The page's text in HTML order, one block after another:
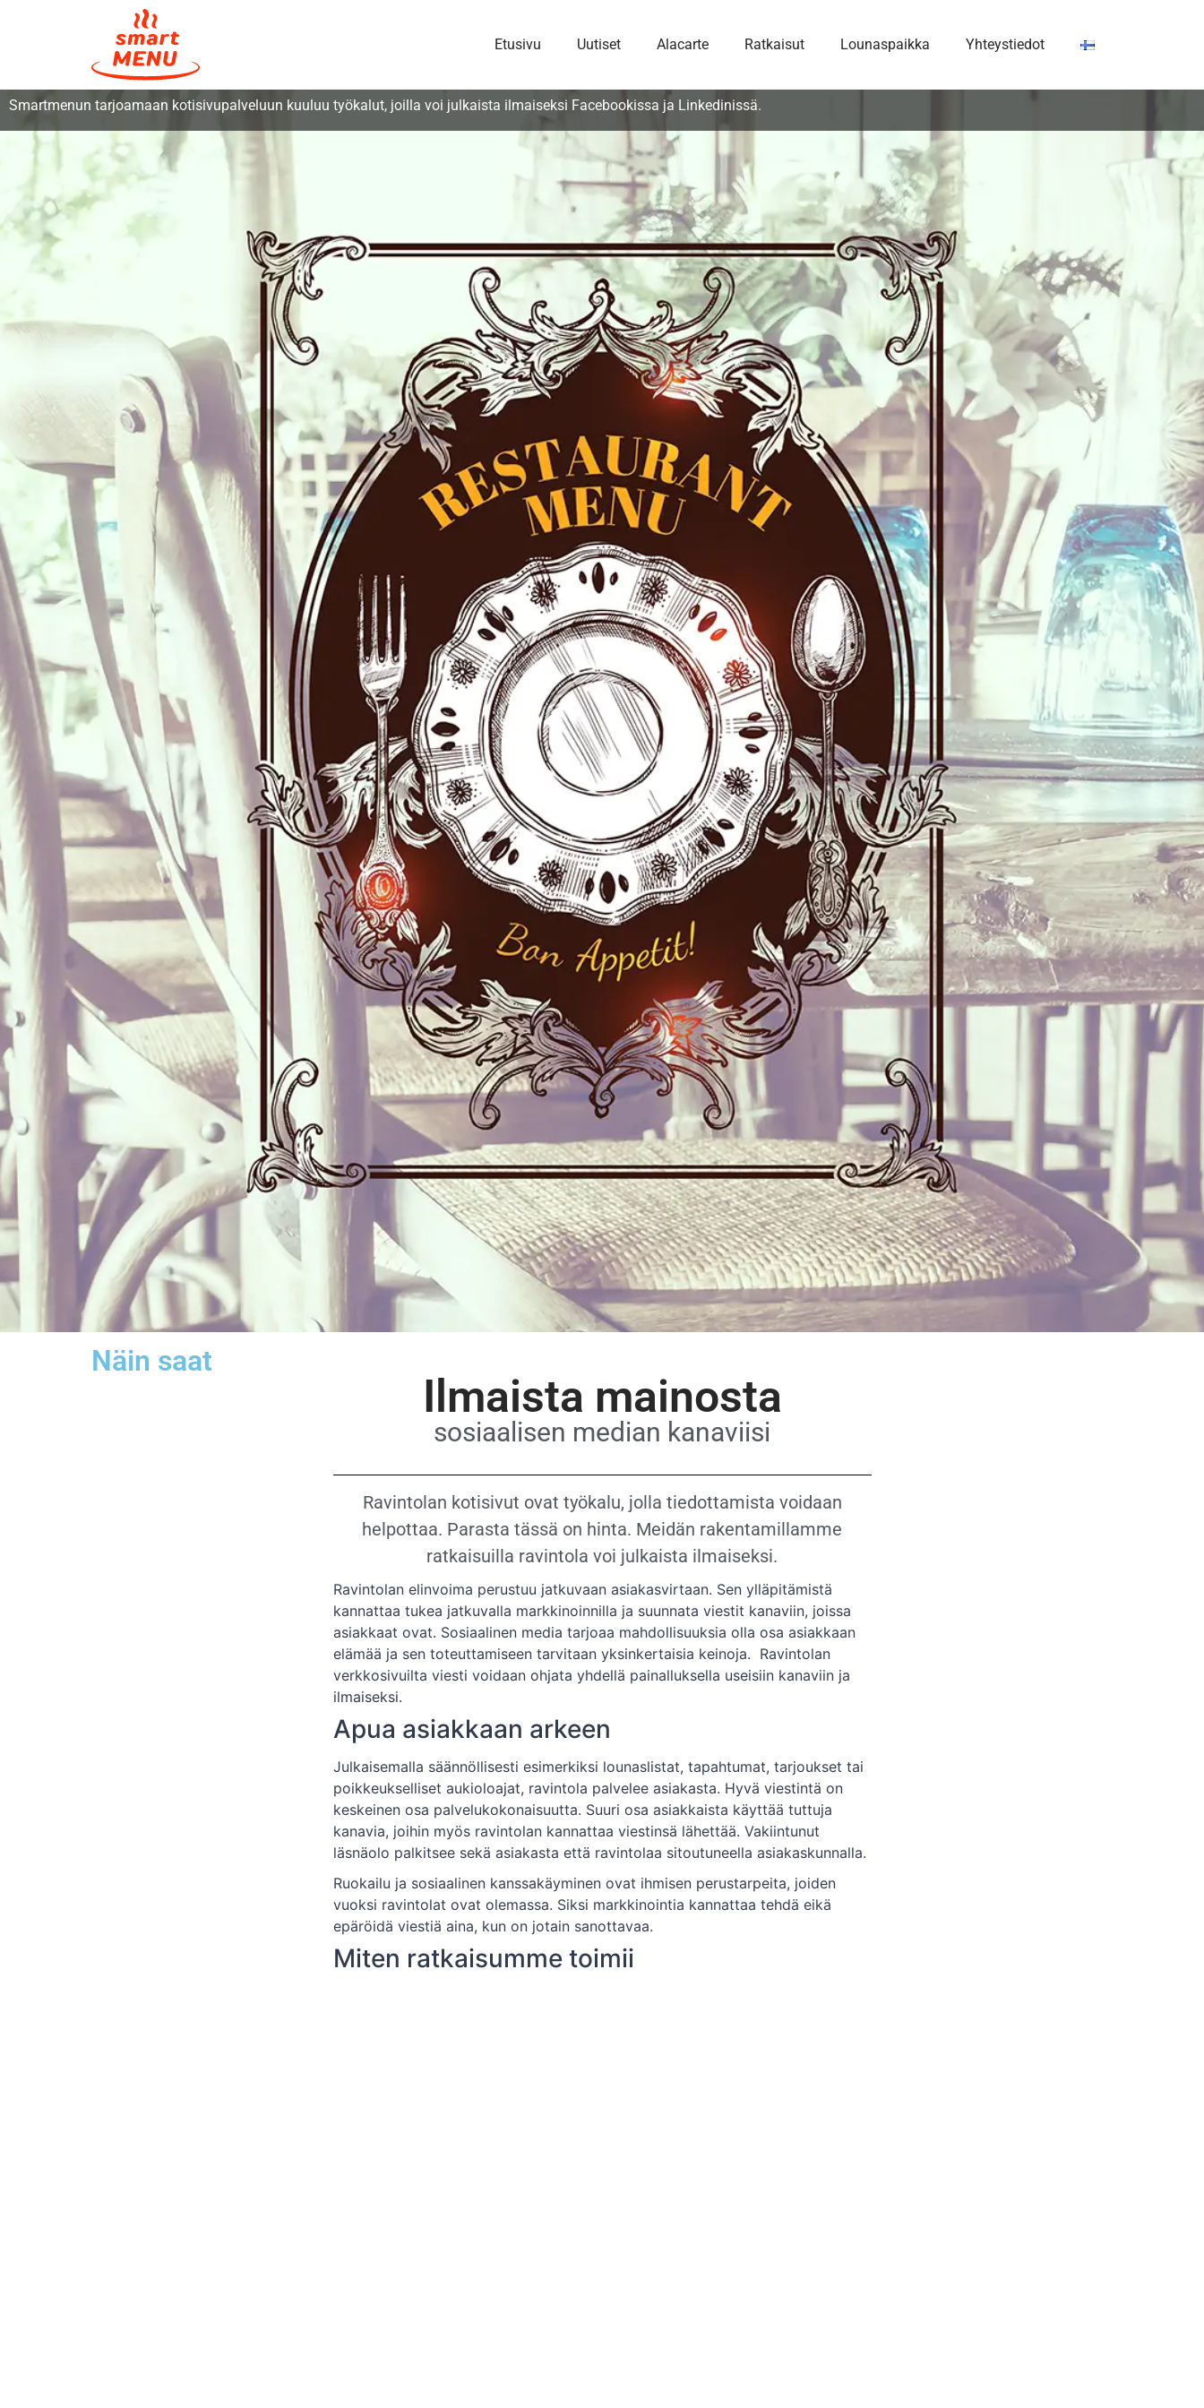
Etusivu Uutiset Alacarte Ratkaisut Lounaspaikka Yhteystiedot
Smartmenun tarjoamaan kotisivupalveluun kuuluu työkalut, joilla voi julkaista ilmaiseksi Facebookissa ja Linkedinissä.
Näin saat
Ilmaista mainosta
sosiaalisen median kanaviisi
Ravintolan kotisivut ovat työkalu, jolla tiedottamista voidaan
helpottaa. Parasta tässä on hinta. Meidän rakentamillamme
ratkaisuilla ravintola voi julkaista ilmaiseksi.
Ravintolan elinvoima perustuu jatkuvaan asiakasvirtaan. Sen ylläpitämistä
kannattaa tukea jatkuvalla markkinoinnilla ja suunnata viestit kanaviin, joissa
asiakkaat ovat. Sosiaalinen media tarjoaa mahdollisuuksia olla osa asiakkaan
elämää ja sen toteuttamiseen tarvitaan yksinkertaisia keinoja. Ravintolan
verkkosivuilta viesti voidaan ohjata yhdellä painalluksella useisiin kanaviin ja
ilmaiseksi.
Apua asiakkaan arkeen
Julkaisemalla säännöllisesti esimerkiksi lounaslistat, tapahtumat, tarjoukset tai
poikkeukselliset aukioloajat, ravintola palvelee asiakasta. Hyvä viestintä on
keskeinen osa palvelukokonaisuutta. Suuri osa asiakkaista käyttää tuttuja
kanavia, joihin myös ravintolan kannattaa viestinsä lähettää. Vakiintunut
läsnäolo palkitsee sekä asiakasta että ravintolaa sitoutuneella asiakaskunnalla.
Ruokailu ja sosiaalinen kanssakäyminen ovat ihmisen perustarpeita, joiden
vuoksi ravintolat ovat olemassa. Siksi markkinointia kannattaa tehdä eikä
epäröidä viestiä aina, kun on jotain sanottavaa.
Miten ratkaisumme toimii